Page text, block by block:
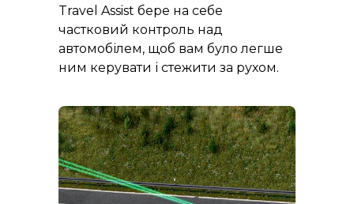
Travel Assist бере на себе
частковий контроль над
автомобілем, щоб вам було легше
ним керувати і стежити за рухом.